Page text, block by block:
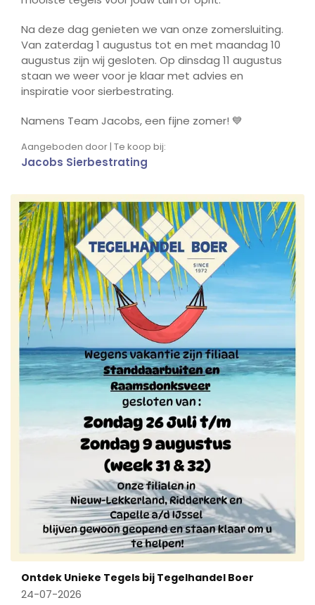
Na deze dag genieten we van onze zomersluiting.
Van zaterdag 1 augustus tot en met maandag 10
augustus zijn wij gesloten. Op dinsdag 11 augustus
staan we weer voor je klaar met advies en
inspiratie voor sierbestrating.
Namens Team Jacobs, een fijne zomer! 💙
Aangeboden door | Te koop bij:
Jacobs Sierbestrating
Ontdek Unieke Tegels bij Tegelhandel Boer
24-07-2026